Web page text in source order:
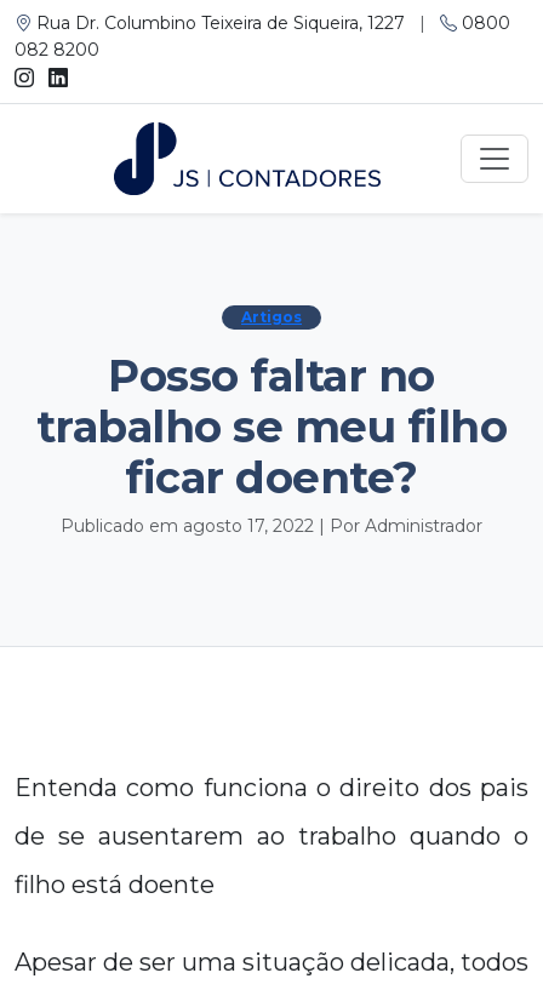
Rua Dr. Columbino Teixeira de Siqueira, 1227 |
0800
082 8200
Artigos
Posso faltar no
trabalho se meu filho
ficar doente?
Publicado em agosto 17, 2022 | Por Administrador
Entenda como funciona o direito dos pais
de se ausentarem ao trabalho quando o
filho está doente
Apesar de ser uma situação delicada, todos